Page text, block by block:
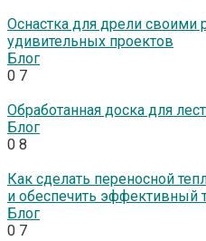
Оснастка для дрели своими
удивительных проектов
Блог
0 7
Обработанная доска для
Блог
0 8
Как сделать переносной
и обеспечить эффективный
Блог
0 7